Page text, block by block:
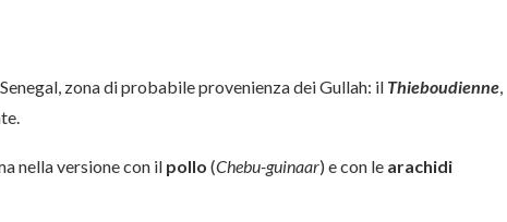
zona di probabile provenienza dei Gullah: il Thieboudienne,
nella versione con il pollo (Chebu-guinaar) e con le arachidi